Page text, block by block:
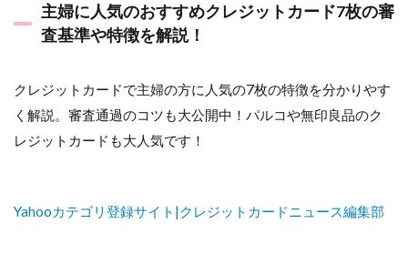
主婦に人気のおすすめクレジットカード7枚の審
査基準や特徴を解説！
クレジットカードで主婦の方に人気の7枚の特徴を分かりやす
く解説。審査通過のコツも大公開中！パルコや無印良品のク
レジットカードも大人気です！
Yahooカテゴリ登録サイト|クレジットカードニュース編集部